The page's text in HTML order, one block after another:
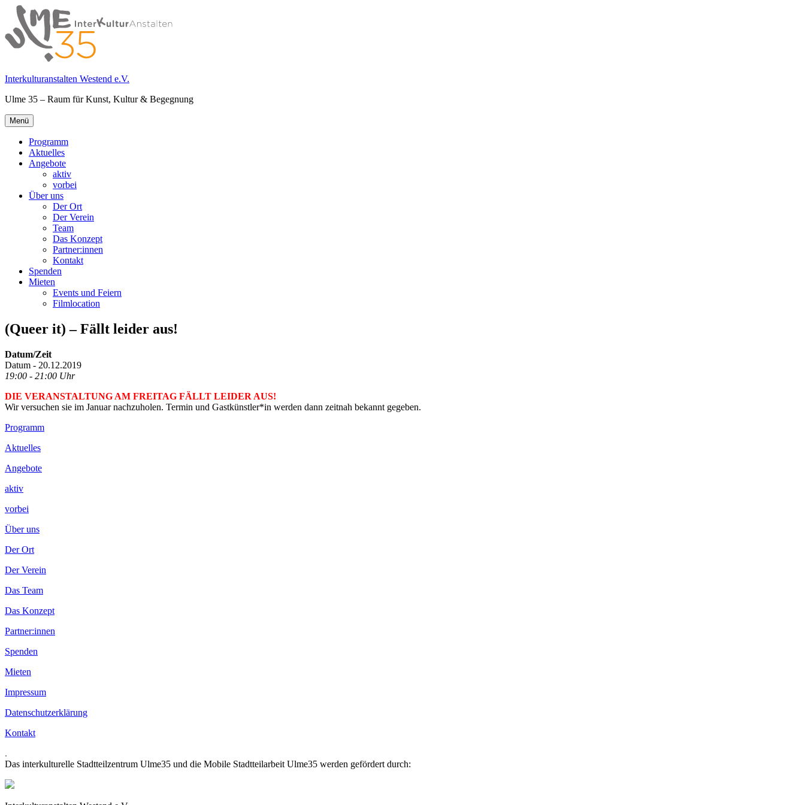
Springe
zum
Inhalt
Interkulturanstalten Westend e.V.
Ulme 35 – Raum für Kunst, Kultur & Begegnung
Primäres
Menü
Menü
Programm
Aktuelles
Angebote
aktiv
vorbei
Über uns
Der Ort
Der Verein
Team
Das Konzept
Partner:innen
Kontakt
Spenden
Mieten
Events und Feiern
Filmlocation
(Queer it) – Fällt leider aus!
Datum/Zeit
Datum - 20.12.2019
19:00 - 21:00 Uhr
DIE VERANSTALTUNG AM FREITAG FÄLLT LEIDER AUS!
Wir versuchen sie im Januar nachzuholen. Termin und Gastkünstler*in werden dann zeitnah bekannt gegeben.
Footer
Inhalt
Programm
Aktuelles
Angebote
aktiv
vorbei
Über uns
Der Ort
Der Verein
Das Team
Das Konzept
Partner:innen
Spenden
Mieten
Impressum
Datenschutzerklärung
Kontakt
.
Das interkulturelle Stadtteilzentrum Ulme35 und die Mobile Stadtteilarbeit Ulme35 werden gefördert durch: